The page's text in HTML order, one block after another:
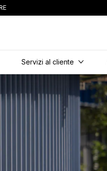
Servizi al cliente